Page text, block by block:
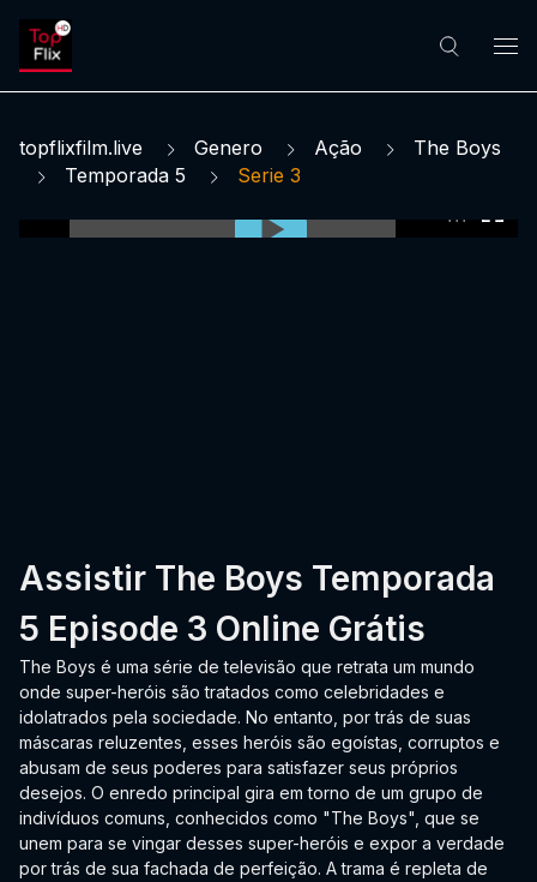
topflixfilm.live Genero Ação
The Boys
Temporada 5
Serie 3
Assistir The Boys Temporada
5 Episode 3 Online Grátis
The Boys é uma série de televisão que retrata um mundo
onde super-heróis são tratados como celebridades e
idolatrados pela sociedade. No entanto, por trás de suas
máscaras reluzentes, esses heróis são egoístas, corruptos e
abusam de seus poderes para satisfazer seus próprios
desejos. O enredo principal gira em torno de um grupo de
indivíduos comuns, conhecidos como "The Boys", que se
unem para se vingar desses super-heróis e expor a verdade
por trás de sua fachada de perfeição. A trama é repleta de